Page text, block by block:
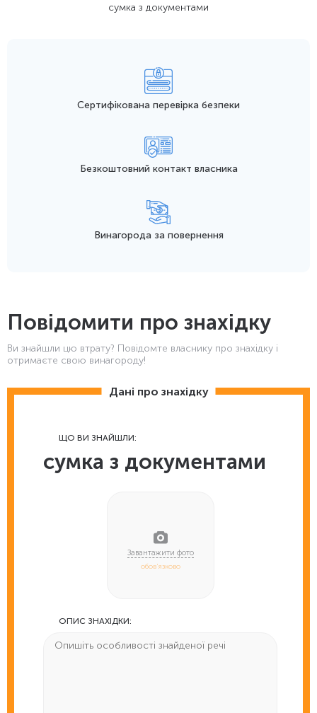
сумка з документами
Сертифікована перевірка безпеки
Безкоштовний контакт власника
Винагорода за повернення
Повідомити про знахідку
Ви знайшли цю втрату? Повідомте власнику про знахідку і
отримаєте свою винагороду!
Дані про знахідку
ЩО ВИ ЗНАЙШЛИ:
сумка з документами
обов'язково
ОПИС ЗНАХІДКИ: